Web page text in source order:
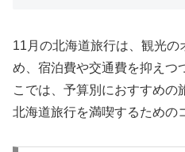
11月の北海道旅行は、観光の
め、宿泊費や交通費を抑えつ
こでは、予算別におすすめの
北海道旅行を満喫するための